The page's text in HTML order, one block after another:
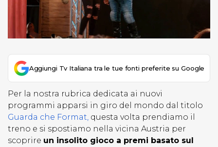
Aggiungi Tv Italiana tra le tue fonti preferite su Google
Per la nostra rubrica dedicata ai nuovi
programmi apparsi in giro del mondo dal titolo
Guarda che Format, questa volta prendiamo il
treno e si spostiamo nella vicina Austria per
scoprire un insolito gioco a premi basato sul